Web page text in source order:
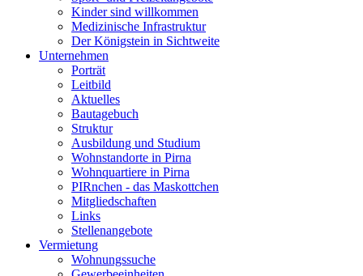
Kinder sind willkommen
Medizinische Infrastruktur
Der Königstein in Sichtweite
Unternehmen
Porträt
Leitbild
Aktuelles
Bautagebuch
Struktur
Ausbildung und Studium
Wohnstandorte in Pirna
Wohnquartiere in Pirna
PIRnchen - das Maskottchen
Mitgliedschaften
Links
Stellenangebote
Vermietung
Wohnungssuche